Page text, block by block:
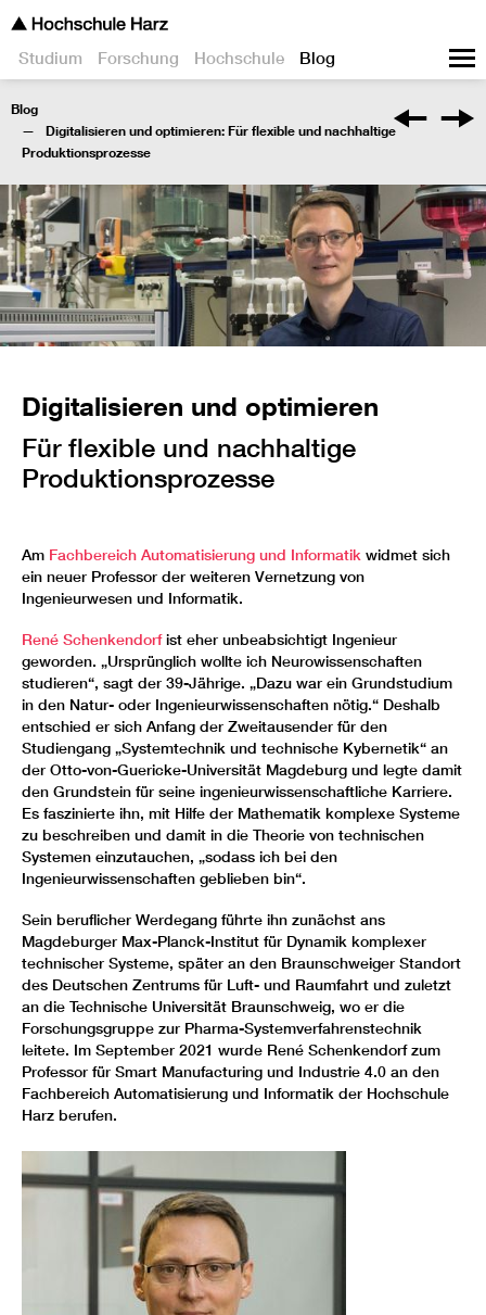
Studium Forschung Hochschule Blog
Blog
Digitalisieren und optimieren: Für flexible und nachhaltige
Produktionsprozesse
Digitalisieren und optimieren
Für flexible und nachhaltige
Produktionsprozesse
Am Fachbereich Automatisierung und Informatik widmet sich
ein neuer Professor der weiteren Vernetzung von
Ingenieurwesen und Informatik.
René Schenkendorfist eher unbeabsichtigt Ingenieur
geworden. „Ursprünglich wollte ich Neurowissenschaften
studieren“, sagt der 39-Jährige. „Dazu war ein Grundstudium
in den Natur- oder Ingenieurwissenschaften nötig.“ Deshalb
entschied er sich Anfang der Zweitausender für den
Studiengang „Systemtechnik und technische Kybernetik“ an
der Otto-von-Guericke-Universität Magdeburg und legte damit
den Grundstein für seine ingenieurwissenschaftliche Karriere.
Es faszinierte ihn, mit Hilfe der Mathematik komplexe Systeme
zu beschreiben und damit in die Theorie von technischen
Systemen einzutauchen, „sodass ich bei den
Ingenieurwissenschaften geblieben bin“.
Sein beruflicher Werdegang führte ihn zunächst ans
Magdeburger Max-Planck-Institut für Dynamik komplexer
technischer Systeme, später an den Braunschweiger Standort
des Deutschen Zentrums für Luft- und Raumfahrt und zuletzt
an die Technische Universität Braunschweig, wo er die
Forschungsgruppe zur Pharma-Systemverfahrenstechnik
leitete. Im September 2021 wurde René Schenkendorf zum
Professor für Smart Manufacturing und Industrie 4.0 an den
Fachbereich Automatisierung und Informatik der Hochschule
Harz berufen.